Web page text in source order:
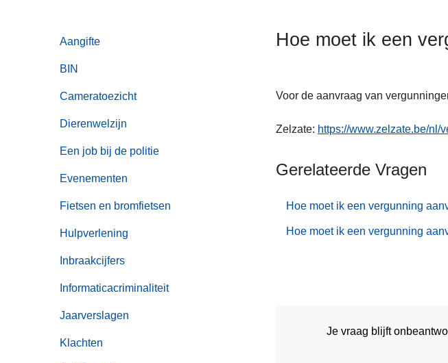
Aangifte
BIN
Cameratoezicht
Dierenwelzijn
Een job bij de politie
Evenementen
Fietsen en bromfietsen
Hulpverlening
Inbraakcijfers
Informaticacriminaliteit
Jaarverslagen
Klachten
Hoe moet ik een
Voor de aanvraag van
Zelzate: https://www.zelzate.be/nl/
Gerelateerde Vragen
Hoe moet ik een vergunning
Hoe moet ik een vergunning
Je vraag blijft